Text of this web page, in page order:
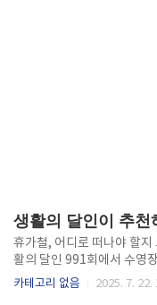
생활의 달인이 추천
휴가철, 어디로 떠나야 할지
활의 달인 991회에서 수영
장 리스트가 공개되었는데
카테고리 없음 2025. 7. 22.